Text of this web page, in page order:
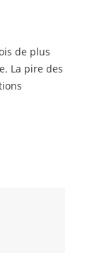
de plus
La pire des